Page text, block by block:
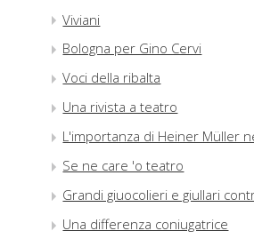
Viviani
Bologna per Gino Cervi
Voci della ribalta
Una rivista a teatro
L'importanza di Heiner Müller
Se ne care 'o teatro
Grandi giuocolieri e giullari
Una differenza coniugatrice